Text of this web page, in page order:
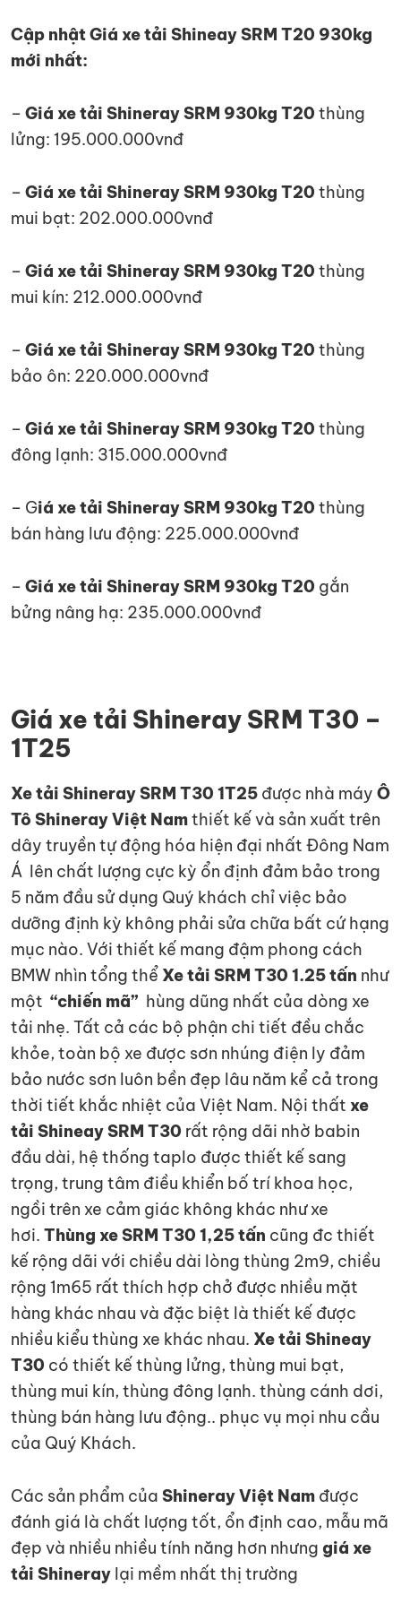
Cập nhật Giá xe tải Shineay SRM T20 930kg
mới nhất:
– Giá xe tải Shineray SRM 930kg T20 thùng
lửng: 195.000.000vnđ
– Giá xe tải Shineray SRM 930kg T20 thùng
mui bạt: 202.000.000vnđ
– Giá xe tải Shineray SRM 930kg T20 thùng
mui kín: 212.000.000vnđ
– Giá xe tải Shineray SRM 930kg T20 thùng
bảo ôn: 220.000.000vnđ
– Giá xe tải Shineray SRM 930kg T20 thùng
đông lạnh: 315.000.000vnđ
– Giá xe tải Shineray SRM 930kg T20 thùng
bán hàng lưu động: 225.000.000vnđ
– Giá xe tải Shineray SRM 930kg T20 gắn
bửng nâng hạ: 235.000.000vnđ
Giá xe tải Shineray SRM T30 –
1T25
Xe tải Shineray SRM T30 1T25 được nhà máy Ô
Tô Shineray Việt Namthiết kế và sản xuất trên
dây truyền tự động hóa hiện đại nhất Đông Nam
Á lên chất lượng cực kỳ ổn định đảm bảo trong
5 năm đầu sử dụng Quý khách chỉ việc bảo
dưỡng định kỳ không phải sửa chữa bất cứ hạng
mục nào. Với thiết kế mang đậm phong cách
BMW nhìn tổng thể Xe tải SRM T30 1.25 tấn như
một “chiến mã” hùng dũng nhất của dòng xe
tải nhẹ. Tất cả các bộ phận chi tiết đều chắc
khỏe, toàn bộ xe được sơn nhúng điện ly đảm
bảo nước sơn luôn bền đẹp lâu năm kể cả trong
thời tiết khắc nhiệt của Việt Nam. Nội thất xe
tải Shineay SRM T30 rất rộng dãi nhờ babin
đầu dài, hệ thống taplo được thiết kế sang
trọng, trung tâm điều khiển bố trí khoa học,
ngồi trên xe cảm giác không khác như xe
hơi. Thùng xe SRM T30 1,25 tấn cũng đc thiết
kế rộng dãi với chiều dài lòng thùng 2m9, chiều
rộng 1m65 rất thích hợp chở được nhiều mặt
hàng khác nhau và đặc biệt là thiết kế được
nhiều kiểu thùng xe khác nhau. Xe tải Shineay
T30 có thiết kế thùng lửng, thùng mui bạt,
thùng mui kín, thùng đông lạnh. thùng cánh dơi,
thùng bán hàng lưu động.. phục vụ mọi nhu cầu
của Quý Khách.
Các sản phẩm của Shineray Việt Nam được
đánh giá là chất lượng tốt, ổn định cao, mẫu mã
đẹp và nhiều nhiều tính năng hơn nhưng giá xe
tải Shineray lại mềm nhất thị trường